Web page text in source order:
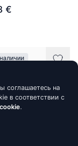
€
соглашаетесь на
в соответствии с
.